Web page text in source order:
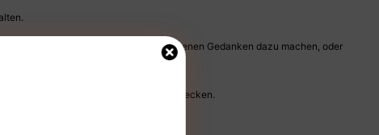
So konnte ich mir meine eigenen Gedanken dazu machen, oder
gemacht, das Buch für Euch zu entdecken.